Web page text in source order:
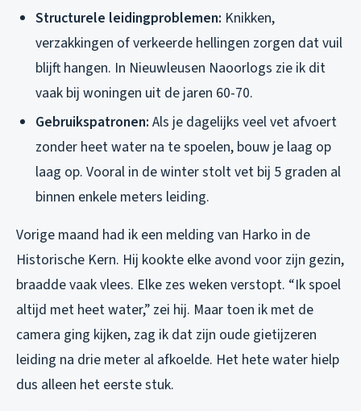
Structurele leidingproblemen: Knikken,
verzakkingen of verkeerde hellingen zorgen dat vuil
blijft hangen. In Nieuwleusen Naoorlogs zie ik dit
vaak bij woningen uit de jaren 60-70.
Gebruikspatronen: Als je dagelijks veel vet afvoert
zonder heet water na te spoelen, bouw je laag op
laag op. Vooral in de winter stolt vet bij 5 graden al
binnen enkele meters leiding.
Vorige maand had ik een melding van Harko in de
Historische Kern. Hij kookte elke avond voor zijn gezin,
braadde vaak vlees. Elke zes weken verstopt. “Ik spoel
altijd met heet water,” zei hij. Maar toen ik met de
camera ging kijken, zag ik dat zijn oude gietijzeren
leiding na drie meter al afkoelde. Het hete water hielp
dus alleen het eerste stuk.